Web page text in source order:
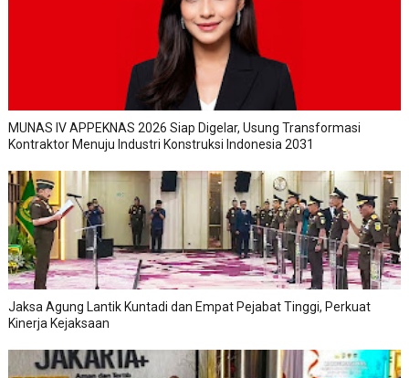
MUNAS IV APPEKNAS 2026 Siap Digelar, Usung Transformasi
Kontraktor Menuju Industri Konstruksi Indonesia 2031
Jaksa Agung Lantik Kuntadi dan Empat Pejabat Tinggi, Perkuat
Kinerja Kejaksaan